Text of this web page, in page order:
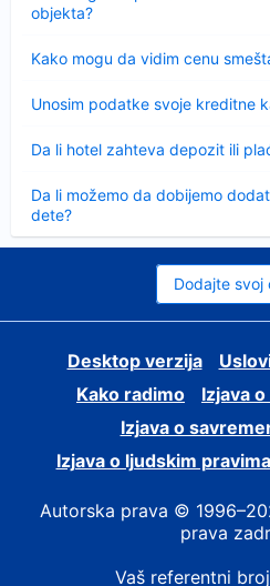
objekta?
Kako mogu da vidim cenu
Unosim podatke svoje kreditne
Da li hotel zahteva depozit ili
Da li možemo da dobijemo
dete?
Dodajte svoj
Desktop verzija
Kako radimo
Izjava
Izjava o
Izjava o ljudskim pravima
Autorska prava ©
prava
Vaš referentni